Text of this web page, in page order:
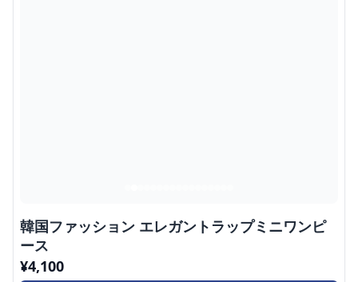
韓国ファッション エレガントラップミニワンピ
ース
¥4,100